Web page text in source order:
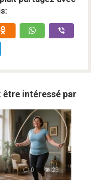
être intéressé par
0 23